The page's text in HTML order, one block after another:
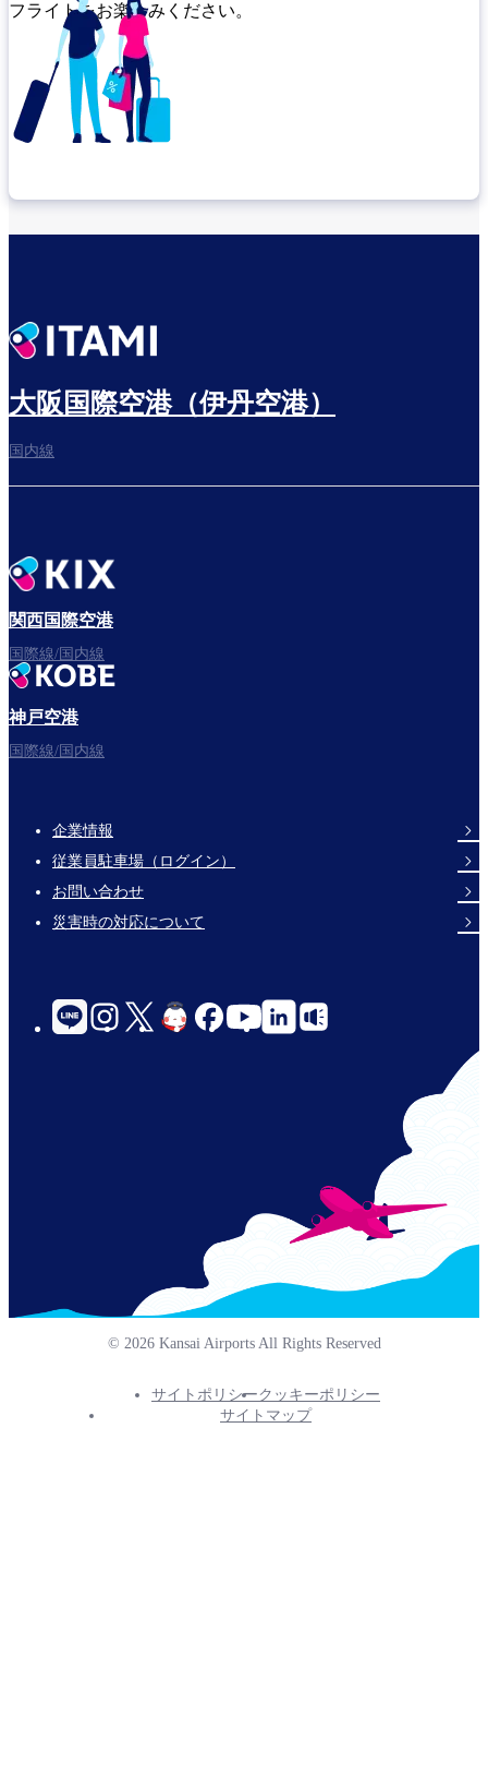
フライトをお楽しみください。
搭乗ゲートへ
フライトをお楽しみください。
大阪国際空港（伊丹空港）
国内線
関西国際空港
国際線/国内線
神戸空港
国際線/国内線
Footer
Links
企業情報
従業員駐車場（ログイン）
お問い合わせ
災害時の対応について
social-
links-
© 2026 Kansai Airports All Rights Reserved
サイトポリシークッキーポリシー
サイトマップ